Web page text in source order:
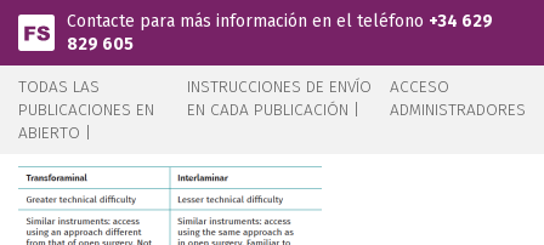
Pasar al contenido principal
Contacte para más información en el teléfono +34 629
829 605
TODAS LAS
PUBLICACIONES EN
ABIERTO |
INSTRUCCIONES DE ENVÍO
EN CADA PUBLICACIÓN |
ACCESO
ADMINISTRADORES